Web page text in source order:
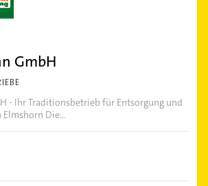
GmbH
- Ihr Traditionsbetrieb für Entsorgung und
Die...